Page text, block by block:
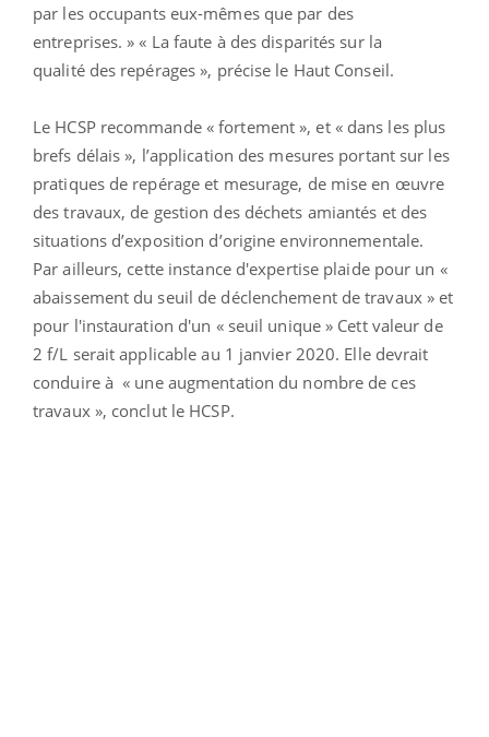
par les occupants eux-mêmes que par des
entreprises. » « La faute à des disparités sur la
qualité des repérages », précise le Haut Conseil.
Le HCSP recommande « fortement », et « dans les plus
brefs délais », l’application des mesures portant sur les
pratiques de repérage et mesurage, de mise en œuvre
des travaux, de gestion des déchets amiantés et des
situations d’exposition d’origine environnementale.
Par ailleurs, cette instance d'expertise plaide pour un «
abaissement du seuil de déclenchement de travaux » et
pour l'instauration d'un « seuil unique » Cett valeur de
2 f/L serait applicable au 1 janvier 2020. Elle devrait
conduire à « une augmentation du nombre de ces
travaux », conclut le HCSP.